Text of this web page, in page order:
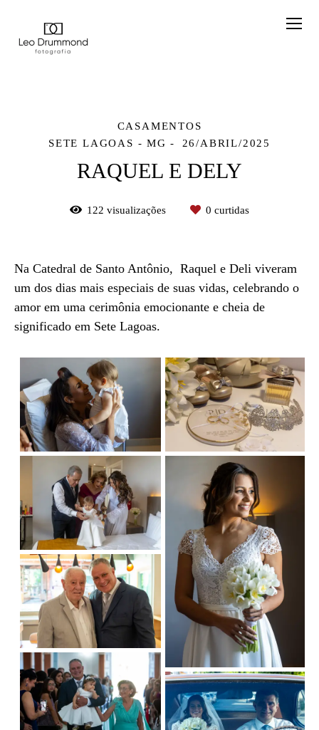
CASAMENTOS
SETE LAGOAS - MG
26/ABRIL/2025
RAQUEL E DELY
122 visualizações 0 curtidas
Na Catedral de Santo Antônio, Raquel e Deli viveram
um dos dias mais especiais de suas vidas, celebrando o
amor em uma cerimônia emocionante e cheia de
significado em Sete Lagoas.